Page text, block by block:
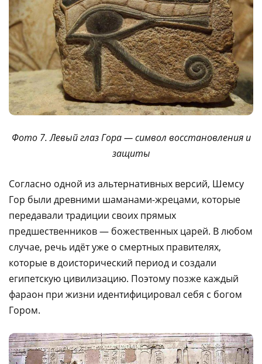
Фото 7. Левый глаз Гора — символ восстановления и
защиты
Согласно одной из альтернативных версий, Шемсу
Гор были древними шаманами-жрецами, которые
передавали традиции своих прямых
предшественников — божественных царей. В любом
случае, речь идёт уже о смертных правителях,
которые в доисторический период и создали
египетскую цивилизацию. Поэтому позже каждый
фараон при жизни идентифицировал себя с богом
Гором.